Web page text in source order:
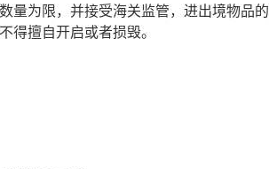
量为限，并接受海关监管，进出境物品
得擅自开启或者损毁。